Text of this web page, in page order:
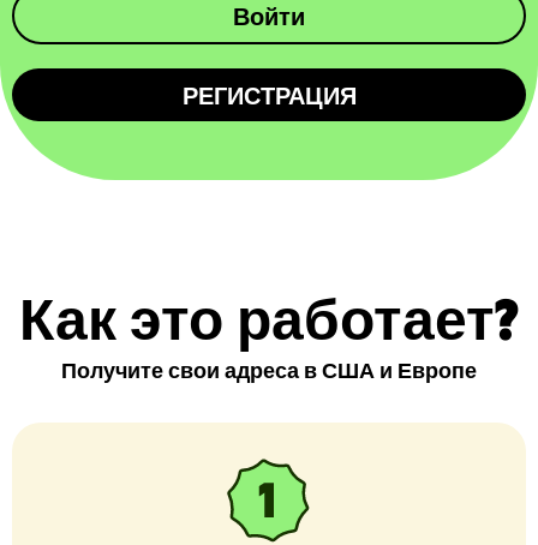
Войти
РЕГИСТРАЦИЯ
Как это работает?
Получите свои адреса в США и Европе